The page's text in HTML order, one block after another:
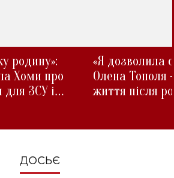
родину»:
Хоми про
для ЗСУ і
«Я дозволила
Олена Тополя
життя після
ДОСЬЄ